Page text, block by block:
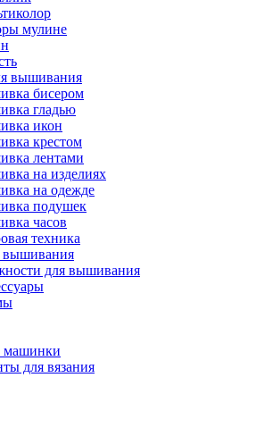
мулине
вышивания
бисером
гладью
икон
крестом
лентами
на изделиях
на одежде
подушек
часов
техника
вышивания
для вышивания
машинки
для вязания